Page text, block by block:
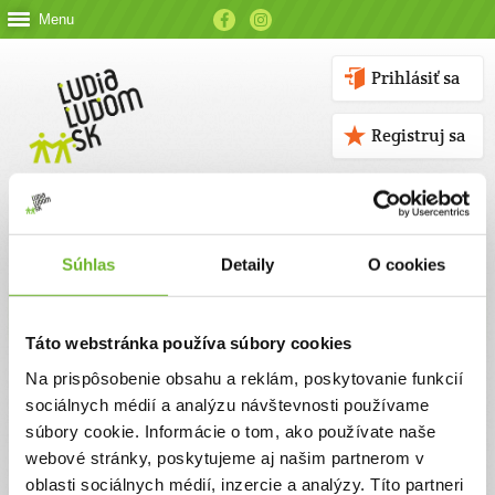
Súhlas Detaily O cookies
Táto webstránka používa súbory cookies
Na prispôsobenie obsahu a reklám, poskytovanie funkcií
sociálnych médií a analýzu návštevnosti používame
súbory cookie. Informácie o tom, ako používate naše
webové stránky, poskytujeme aj našim partnerom v
oblasti sociálnych médií, inzercie a analýzy. Títo partneri
Menu
Prihlásiť sa
Registruj sa
Kontaktné údaje
V prípade akýchkoľvek otázok nás neváhajte kontaktovať
emailom, alebo telefonicky.
ĽUDIA ĽUĎOM, n. o.